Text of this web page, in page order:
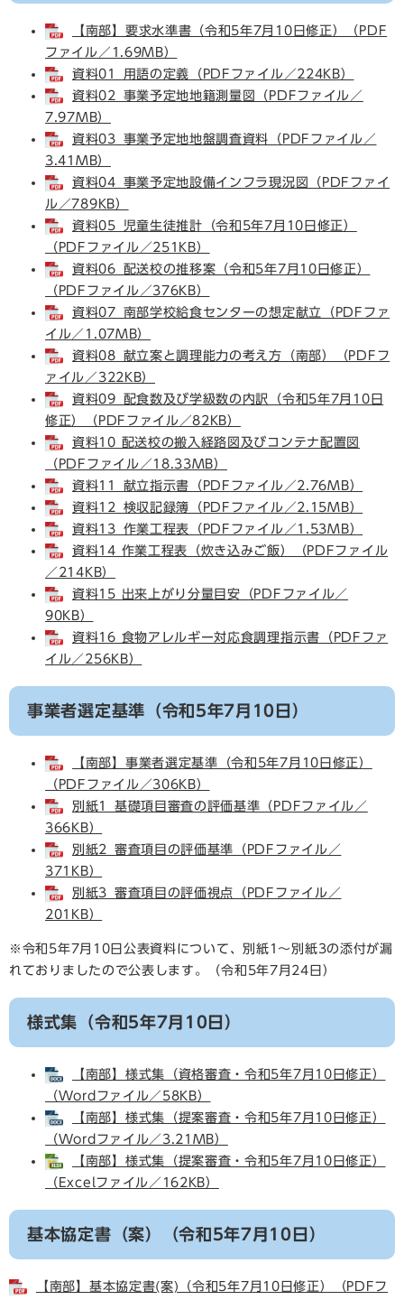
【南部】要求水準書（令和5年7月10日修正）（PDF
ファイル／1.69MB）
資料01_用語の定義（PDFファイル／224KB）
資料02_事業予定地地籍測量図（PDFファイル／
7.97MB）
資料03_事業予定地地盤調査資料（PDFファイル／
3.41MB）
資料04_事業予定地設備インフラ現況図（PDFファイ
ル／789KB）
資料05_児童生徒推計（令和5年7月10日修正）
（PDFファイル／251KB）
資料06_配送校の推移案（令和5年7月10日修正）
（PDFファイル／376KB）
資料07_南部学校給食センターの想定献立（PDFファ
イル／1.07MB）
資料08_献立案と調理能力の考え方（南部）（PDFフ
ァイル／322KB）
資料09_配食数及び学級数の内訳（令和5年7月10日
修正）（PDFファイル／82KB）
資料10 配送校の搬入経路図及びコンテナ配置図
（PDFファイル／18.33MB）
資料11_献立指示書（PDFファイル／2.76MB）
資料12_検収記録簿（PDFファイル／2.15MB）
資料13_作業工程表（PDFファイル／1.53MB）
資料14 作業工程表（炊き込みご飯）（PDFファイル
／214KB）
資料15 出来上がり分量目安（PDFファイル／
90KB）
資料16 食物アレルギー対応食調理指示書（PDFファ
イル／256KB）
事業者選定基準（令和5年7月10日）
【南部】事業者選定基準（令和5年7月10日修正）
（PDFファイル／306KB）
別紙1_基礎項目審査の評価基準（PDFファイル／
366KB）
別紙2_審査項目の評価基準（PDFファイル／
371KB）
別紙3_審査項目の評価視点（PDFファイル／
201KB）
※令和5年7月10日公表資料について、別紙1～別紙3の添付が漏
れておりましたので公表します。（令和5年7月24日）
様式集（令和5年7月10日）
【南部】様式集（資格審査・令和5年7月10日修正）
（Wordファイル／58KB）
【南部】様式集（提案審査・令和5年7月10日修正）
（Wordファイル／3.21MB）
【南部】様式集（提案審査・令和5年7月10日修正）
（Excelファイル／162KB）
基本協定書（案）（令和5年7月10日）
【南部】基本協定書(案)（令和5年7月10日修正）（PDFフ